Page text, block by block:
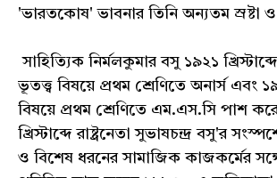
'ভারতকোষ' ভাবনার তিনি অন্যতম স্রষ্টা
সাহিত্যিক নির্মলকুমার বসু ১৯২১
ভূতত্ত্ব বিষয়ে প্রথম শ্রেণিতে অনার্স এবং
বিষয়ে প্রথম শ্রেণিতে এম.এস.সি পাশ
খ্রিস্টাব্দে রাষ্ট্রনেতা সুভাষচন্দ্র বসু'র
ও বিশেষ ধরনের সামাজিক কাজকর্মের